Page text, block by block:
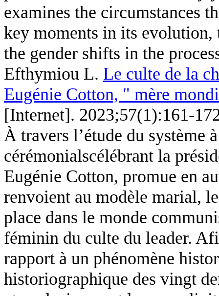
examines the circumstances
key moments in its
the gender shifts in the
Efthymiou L. Le culte de la
Eugénie Cotton, " mère
[Internet]. 2023;57(1):161-
À travers l’étude du système
cérémonialscélébrant la
Eugénie Cotton, promue en
renvoient au modèle marial,
place dans le monde
féminin du culte du leader.
rapport à un phénomène
historiographique des vingt